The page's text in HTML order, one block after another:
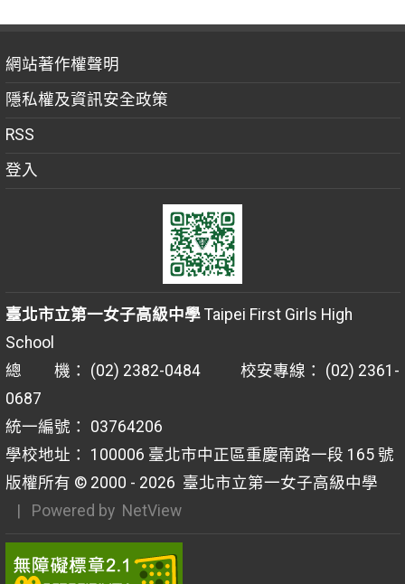
網站著作權聲明
隱私權及資訊安全政策
RSS
登入
臺北市立第一女子高級中學Taipei First Girls High
School
總 機： (02) 2382-0484 校安專線： (02) 2361-
0687
統一編號： 03764206
學校地址： 100006 臺北市中正區重慶南路一段 165 號
版權所有 © 2000 - 2026 臺北市立第一女子高級中學
| Powered by NetView